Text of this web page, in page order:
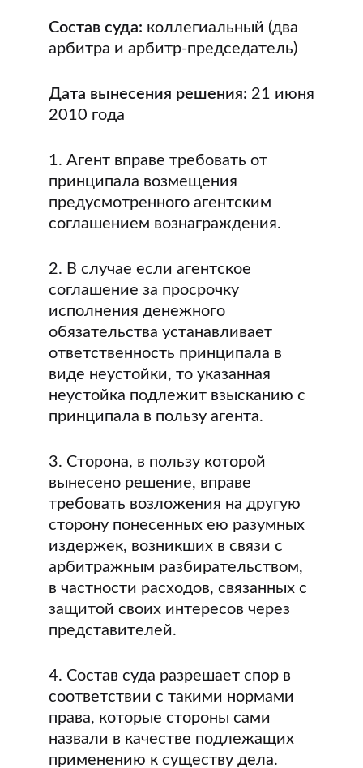
Состав суда: коллегиальный (два
арбитра и арбитр-председатель)
Дата вынесения решения: 21 июня
2010 года
1. Агент вправе требовать от
принципала возмещения
предусмотренного агентским
соглашением вознаграждения.
2. В случае если агентское
соглашение за просрочку
исполнения денежного
обязательства устанавливает
ответственность принципала в
виде неустойки, то указанная
неустойка подлежит взысканию с
принципала в пользу агента.
3. Сторона, в пользу которой
вынесено решение, вправе
требовать возложения на другую
сторону понесенных ею разумных
издержек, возникших в связи с
арбитражным разбирательством,
в частности расходов, связанных с
защитой своих интересов через
представителей.
4. Состав суда разрешает спор в
соответствии с такими нормами
права, которые стороны сами
назвали в качестве подлежащих
применению к существу дела.